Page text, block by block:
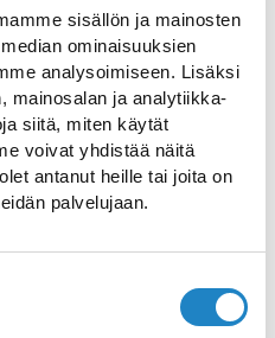
sisällön ja mainosten
ominaisuuksien
analysoimiseen. Lisäksi
mainosalan ja analytiikka-
siitä, miten käytät
voivat yhdistää näitä
antanut heille tai joita on
palvelujaan.
entfernt
liegt 2,5
entfernt. Es gibt
für die Öffentlichkeit